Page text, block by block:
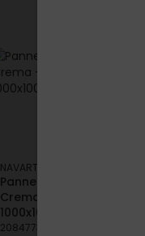
NAVARTI
Panneau expo ZIRO 60x60
Crema - Pnx format
1000x1000x20mm
2084773175088